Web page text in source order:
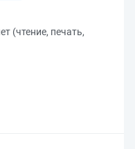
(чтение, печать,